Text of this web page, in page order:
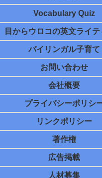
Vocabulary Quiz
目からウロコの英文ライ
バイリンガル子育て
お問い合わせ
会社概要
プライバシーポリシ
リンクポリシー
著作権
広告掲載
人材募集